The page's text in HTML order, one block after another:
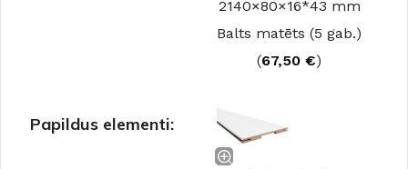
Papildus elementi:
2140×80×16*43 mm
Balts matēts (5 gab.)
(67,50 €)